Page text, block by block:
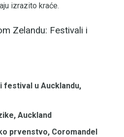
izrazito kraće.
Zelandu: Festivali i
festival u Aucklandu,
Auckland
prvenstvo, Coromandel